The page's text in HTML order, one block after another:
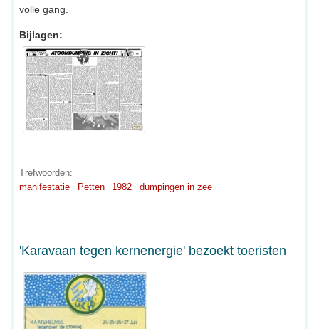
volle gang.
Bijlagen:
Trefwoorden:
manifestatie
Petten 1982 dumpingen in zee
'Karavaan tegen kernenergie' bezoekt toeristen